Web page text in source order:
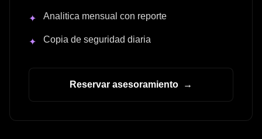
✦ Analitica mensual con reporte
✦ Copia de seguridad diaria
Reservar asesoramiento →